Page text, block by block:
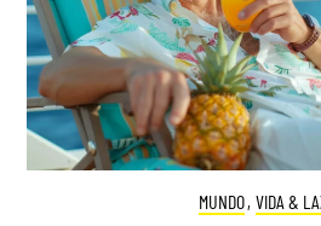
MUNDO, VIDA &